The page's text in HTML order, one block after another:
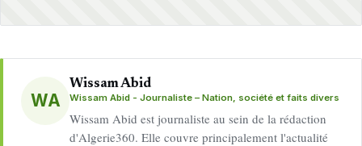
WA
Wissam Abid
Wissam Abid - Journaliste – Nation, société et faits divers
Wissam Abid est journaliste au sein de la rédaction
d'Algerie360. Elle couvre principalement l'actualité